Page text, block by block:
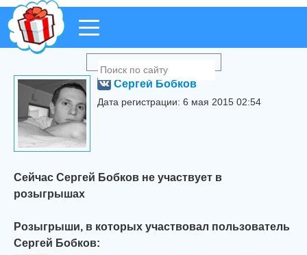
Сергей Бобков
Дата регистрации: 6 мая 2015 02:54
Сейчас Сергей Бобков не участвует в
розыгрышах
Розыгрыши, в которых участвовал пользователь
Сергей Бобков: